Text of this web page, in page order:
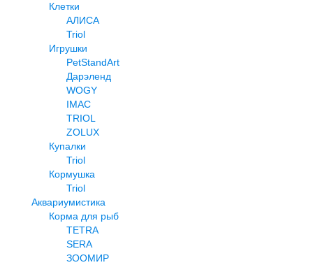
Клетки
АЛИСА
Triol
Игрушки
PetStandArt
Дарэленд
WOGY
IMAC
TRIOL
ZOLUX
Купалки
Triol
Кормушка
Triol
Аквариумистика
Корма для рыб
TETRA
SERA
ЗООМИР